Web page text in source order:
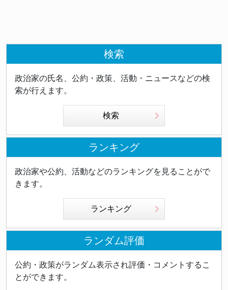
検索
政治家の氏名、公約・政策、活動・ニュースなどの検
索が行えます。
検索
ランキング
政治家や公約、活動などのランキングを見ることがで
きます。
ランキング
ランダム評価
公約・政策がランダム表示され評価・コメントするこ
とができます。